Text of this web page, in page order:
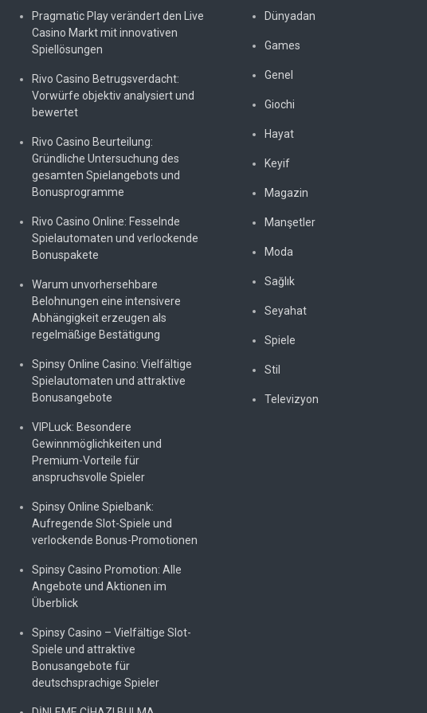
Pragmatic Play verändert den Live
Casino Markt mit innovativen
Spiellösungen
Rivo Casino Betrugsverdacht:
Vorwürfe objektiv analysiert und
bewertet
Rivo Casino Beurteilung:
Gründliche Untersuchung des
gesamten Spielangebots und
Bonusprogramme
Rivo Casino Online: Fesselnde
Spielautomaten und verlockende
Bonuspakete
Warum unvorhersehbare
Belohnungen eine intensivere
Abhängigkeit erzeugen als
regelmäßige Bestätigung
Spinsy Online Casino: Vielfältige
Spielautomaten und attraktive
Bonusangebote
VIPLuck: Besondere
Gewinnmöglichkeiten und
Premium-Vorteile für
anspruchsvolle Spieler
Spinsy Online Spielbank:
Aufregende Slot-Spiele und
verlockende Bonus-Promotionen
Spinsy Casino Promotion: Alle
Angebote und Aktionen im
Überblick
Spinsy Casino – Vielfältige Slot-
Spiele und attraktive
Bonusangebote für
deutschsprachige Spieler
Dünyadan
Games
Genel
Giochi
Hayat
Keyif
Magazin
Manşetler
Moda
Sağlık
Seyahat
Spiele
Stil
Televizyon